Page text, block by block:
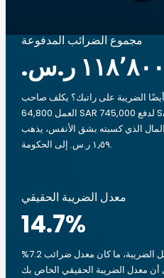
مجموع الضرائب المدفوعة
الضريبة على راتبك؟ يكلف صاحب
العمل 64,800 SAR لدفع 745,000 SAR. بعبارة أخرى، في كل مرة
‏١٠ ر.س.‏من المال الذي كسبته بشق الأنفس، يذهب
‏١٫٥٩ ر.س.‏ إلى الحكومة.
معدل الضريبة الحقيقي
14.7%
لذلك، بدفعك أنت وصاحب العمل الضريبة، ما كان معدل ضرائب 7.2%
وهذا يعني أن معدل الضريبة الحقيقي الخاص بك